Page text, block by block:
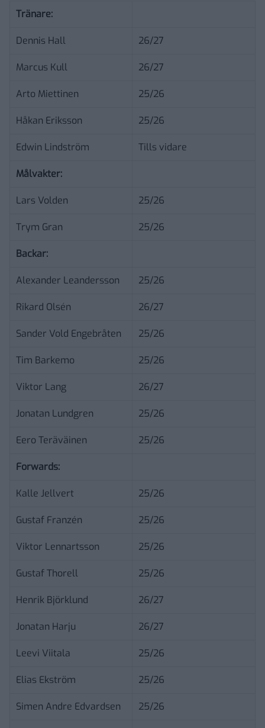
Tränare:
Dennis Hall 26/27
Marcus Kull 26/27
Arto Miettinen 25/26
Håkan Eriksson 25/26
Edwin Lindström Tills vidare
Målvakter:
Lars Volden 25/26
Trym Gran 25/26
Backar:
Alexander Leandersson 25/26
Rikard Olsén 26/27
Sander Vold Engebråten 25/26
Tim Barkemo 25/26
Viktor Lang 26/27
Jonatan Lundgren 25/26
Eero Teräväinen 25/26
Forwards:
Kalle Jellvert 25/26
Gustaf Franzén 25/26
Viktor Lennartsson 25/26
Gustaf Thorell 25/26
Henrik Björklund 26/27
Jonatan Harju 26/27
Leevi Viitala 25/26
Elias Ekström 25/26
Simen Andre Edvardsen 25/26